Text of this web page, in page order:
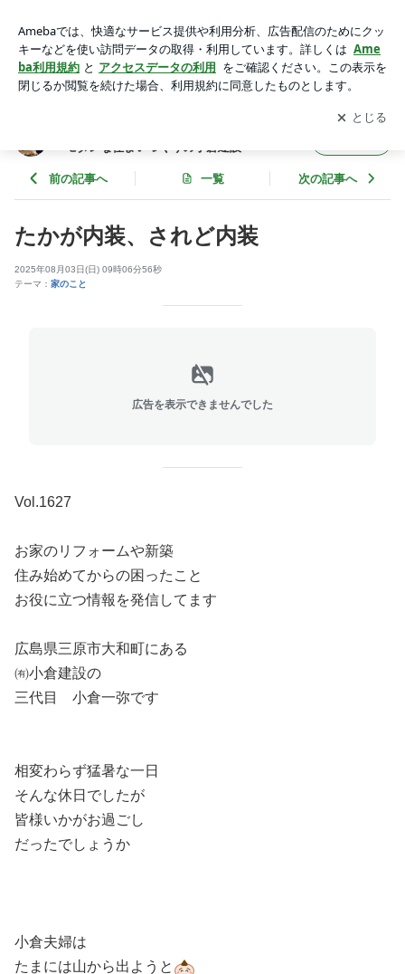
年 和風×モダンな住まいづくりの小倉建設
アプリをダウンロードして ブログの更新通知
を受け取りまし
ょう。
開く
×モダンな住まいづくりの小倉建設
前の記事へ 一覧 次の記事へ
たかが内装、されど内装
2025年08月03日(日) 09時06分56秒
テーマ： 家のこと
広告を表示できませんでした
Vol.1627
お家のリフォームや新築
住み始めてからの困ったこと
お役に立つ情報を発信してます
広島県三原市大和町にある
㈲小倉建設の
三代目 小倉一弥です
相変わらず猛暑な一日
そんな休日でしたが
皆様いかがお過ごし
だったでしょうか
小倉夫婦は
たまには山から出ようと